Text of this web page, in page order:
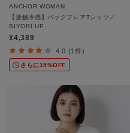
ANCHOR WOMAN
【接触冷感】バックフレアTシャツ／
BIYORI UP
¥4,389
4.0 (1件)
さらに15%OFF